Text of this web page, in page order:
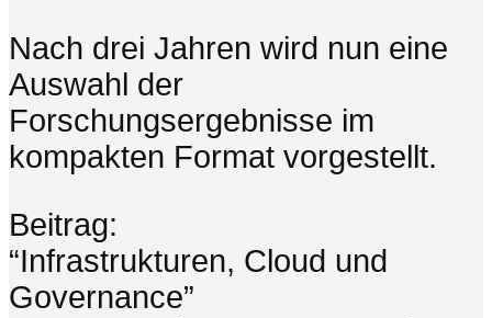
Nach drei Jahren wird nun eine
Auswahl der
Forschungsergebnisse im
kompakten Format vorgestellt.
Beitrag:
“Infrastrukturen, Cloud und
Governance”